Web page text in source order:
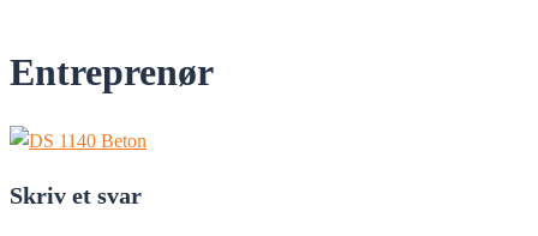
Entreprenør
Skriv et svar